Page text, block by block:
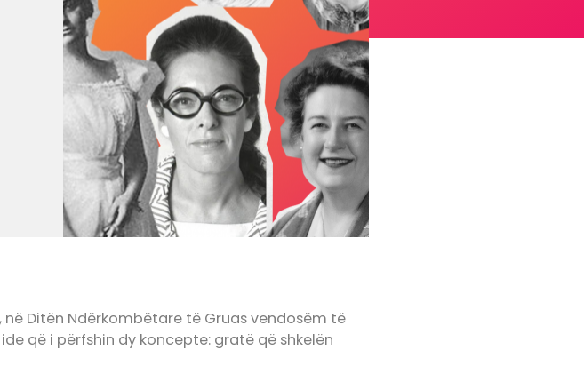
në Ditën Ndërkombëtare të Gruas vendosëm të
që i përfshin dy koncepte: gratë që shkelën